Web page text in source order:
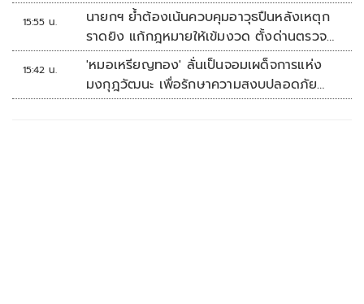
15:55 น.
นายกฯ ย้ำต้องเน้นควบคุมอาวุธปืนหลังเหตุก
ราดยิง แก้กฎหมายให้เข้มงวด ตั้งด่านตรวจ
เพิ่ม
15:42 น.
'หมอเหรียญทอง' ลั่นเป็นจอมเผด็จการแห่ง
มงกุฎวัฒนะ เพื่อรักษาความสงบปลอดภัย
ภายในรพ.